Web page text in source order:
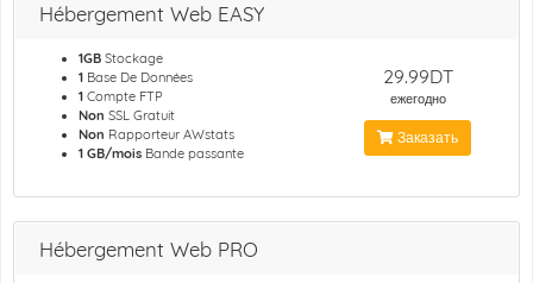
Hébergement Web EASY
1GB Stockage
1 Base De Données
1 Compte FTP
Non SSL Gratuit
Non Rapporteur AWstats
1 GB/mois Bande passante
29.99DT
ежегодно
Заказать
Hébergement Web PRO